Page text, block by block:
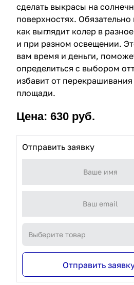
сделать выкрасы на
поверхностях.
как выглядит колер в
и при разном освещении.
вам время и деньги,
определиться с выбором
избавит от перекрашивания
площади.
Цена: 630 руб.
Отправить заявку
Отправить